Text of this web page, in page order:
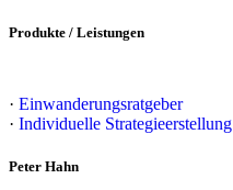
Produkte / Leistungen
· Einwanderungsratgeber
· Individuelle Strategieerstellung
Peter Hahn